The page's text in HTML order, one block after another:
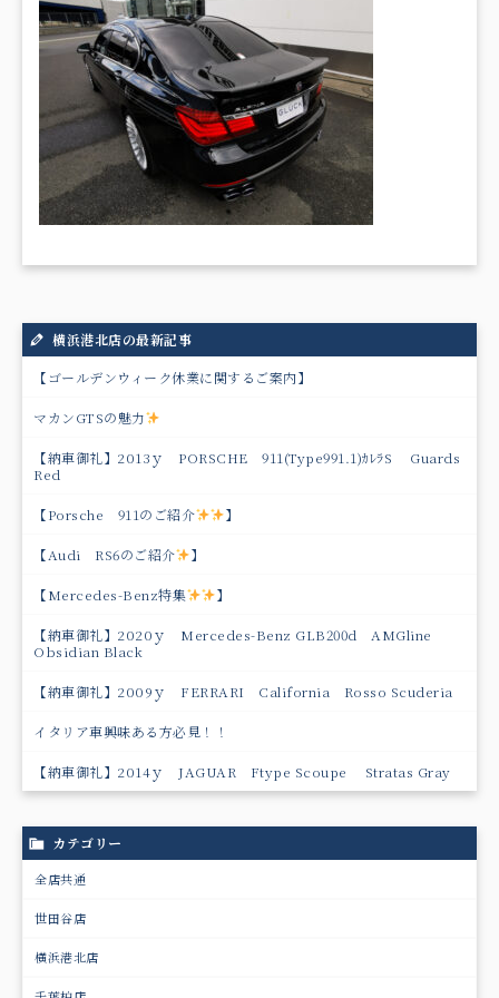
横浜港北店の最新記事
【ゴールデンウィーク休業に関するご案内】
マカンGTSの魅力
【納車御礼】2013ｙ PORSCHE 911(Type991.1)ｶﾚﾗS Guards
Red
【Porsche 911のご紹介 】
【Audi RS6のご紹介 】
【Mercedes-Benz特集 】
【納車御礼】2020ｙ Mercedes-Benz GLB200d AMGline
Obsidian Black
【納車御礼】2009ｙ FERRARI California Rosso Scuderia
イタリア車興味ある方必見！！
【納車御礼】2014ｙ JAGUAR Ftype Scoupe Stratas Gray
カテゴリー
全店共通
世田谷店
横浜港北店